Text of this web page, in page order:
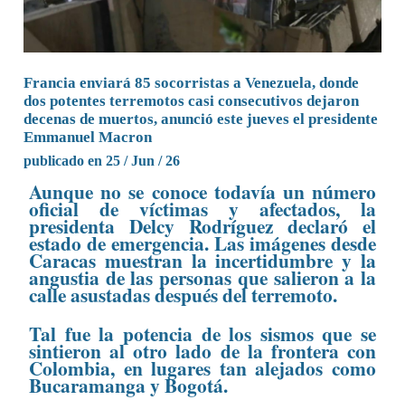
Francia enviará 85 socorristas a Venezuela, donde
dos potentes terremotos casi consecutivos dejaron
decenas de muertos, anunció este jueves el presidente
Emmanuel Macron
publicado en 25 / Jun / 26
Aunque no se conoce todavía un número
oficial de víctimas y afectados, la
presidenta Delcy Rodríguez declaró el
estado de emergencia. Las imágenes desde
Caracas muestran la incertidumbre y la
angustia de las personas que salieron a la
calle asustadas después del terremoto.
Tal fue la potencia de los sismos que se
sintieron al otro lado de la frontera con
Colombia, en lugares tan alejados como
Bucaramanga y Bogotá.